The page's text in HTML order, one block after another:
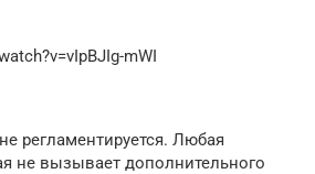
mWI
регламентируется. Любая
не вызывает дополнительного